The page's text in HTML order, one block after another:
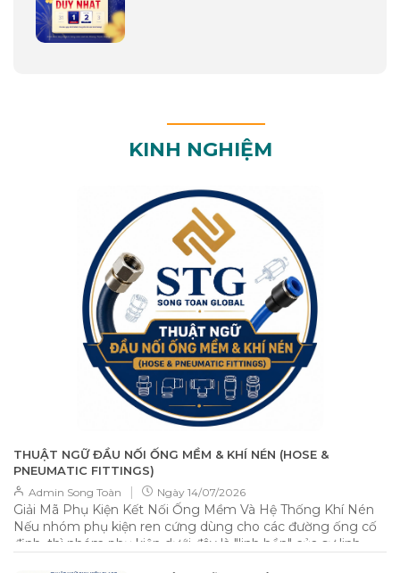
KINH NGHIỆM
THUẬT NGỮ ĐẦU NỐI ỐNG MỀM & KHÍ NÉN (HOSE &
PNEUMATIC FITTINGS)
Admin Song Toàn | Ngày 14/07/2026
Giải Mã Phụ Kiện Kết Nối Ống Mềm Và Hệ Thống Khí Nén
Nếu nhóm phụ kiện ren cứng dùng cho các đường ống cố
định, thì nhóm phụ kiện dưới đây là "linh hồn" của sự linh